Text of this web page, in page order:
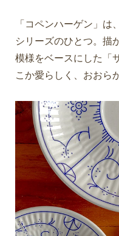
「コペンハーゲン」は
シリーズのひとつ。描
模様をベースにした「
こか愛らしく、おおら